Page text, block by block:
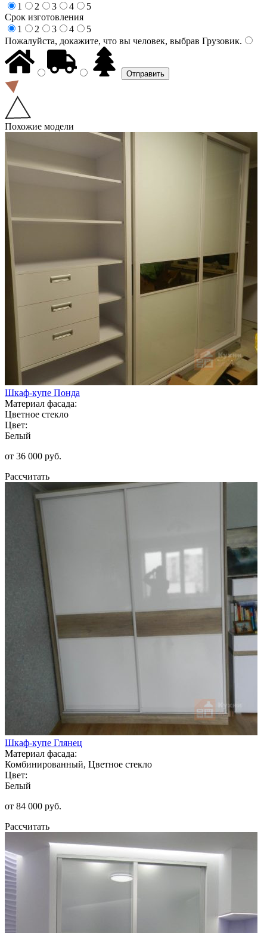
1
2 3 4
5
Срок изготовления
1
2 3 4
5
Пожалуйста, докажите, что вы человек, выбрав Грузовик.
Похожие модели
Шкаф-купе Понда
Материал фасада:
Цветное стекло
Цвет:
Белый
от 36 000 руб.
Рассчитать
Шкаф-купе Глянец
Материал фасада:
Комбинированный, Цветное стекло
Цвет:
Белый
от 84 000 руб.
Рассчитать